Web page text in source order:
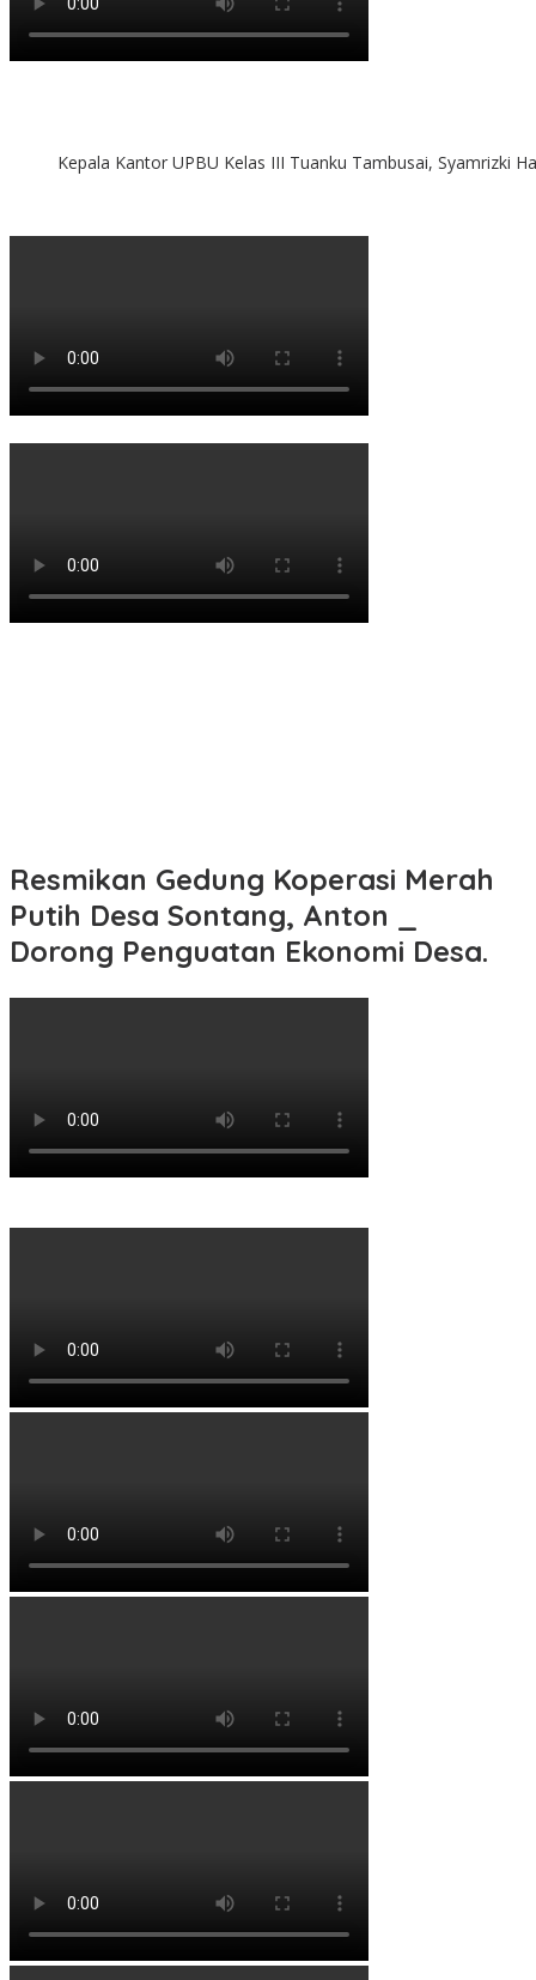
Kepala Kantor UPBU Kelas III Tuanku Tambusai, Syamrizki
Resmikan Gedung Koperasi Merah
Putih Desa Sontang, Anton _
Dorong Penguatan Ekonomi Desa.